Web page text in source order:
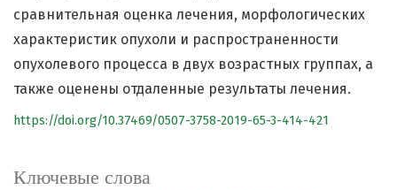
Ключевые слова
сравнительная оценка лечения, морфологических
характеристик опухоли и распространенности
опухолевого процесса в двух возрастных группах, а
также оценены отдаленные результаты лечения.
https://doi.org/10.37469/0507-3758-2019-65-3-414-421